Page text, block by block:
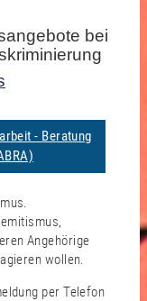
bei
- Beratung
Angehörige
wollen.
per Telefon